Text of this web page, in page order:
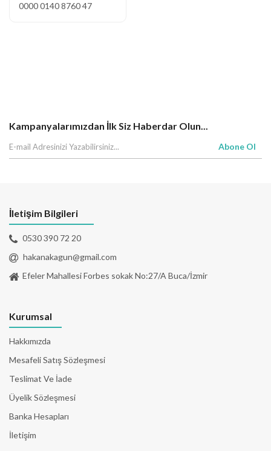
0000 0140 8760 47
Kampanyalarımızdan İlk Siz Haberdar Olun...
Abone Ol
İletişim Bilgileri
0530 390 72 20
hakanakagun@gmail.com
Efeler Mahallesi Forbes sokak No:27/A Buca/İzmir
Kurumsal
Hakkımızda
Mesafeli Satış Sözleşmesi
Teslimat Ve İade
Üyelik Sözleşmesi
Banka Hesapları
İletişim